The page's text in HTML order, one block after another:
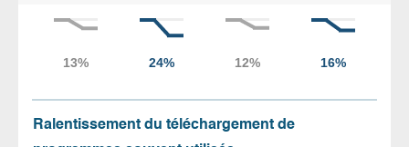
Ralentissement du téléchargement de